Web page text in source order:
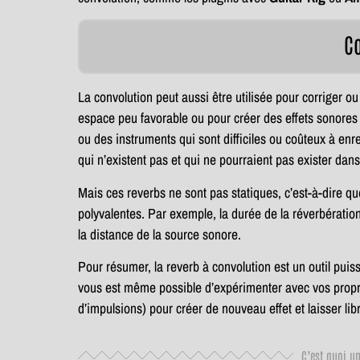
La convolution peut aussi être utilisée pour corriger
espace peu favorable ou pour créer des effets
ou des instruments qui sont difficiles ou coûteux à
qui n’existent pas et qui ne pourraient pas exister
Mais ces reverbs ne sont pas statiques, c’est-à-dire
polyvalentes. Par exemple, la durée de la
la distance de la source sonore.
Pour résumer, la reverb à convolution est un outil
vous est même possible d’expérimenter avec vos
d’impulsions) pour créer de nouveau effet et laisser
C’est quoi